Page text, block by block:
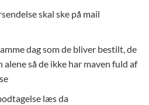
kr..199,00 kr..
skal ske på mail
dag som de bliver bestilt, de
så de ikke har maven fuld af
læs da